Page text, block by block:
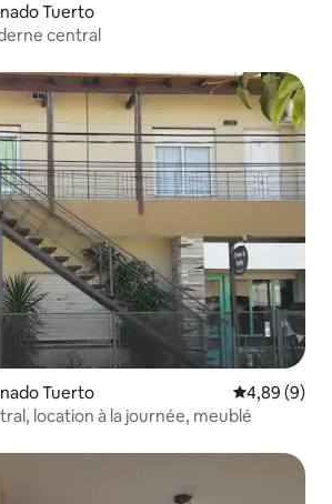
Tuerto
central
Tuerto Évaluation
4,89 (9)
location à la journée, meublé